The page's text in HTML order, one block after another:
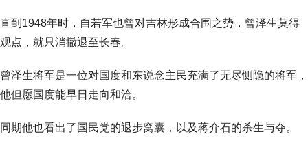
直到1948年时，自若军也曾对吉林形成合围之势，曾泽生莫得
观点，就只消撤退至长春。
曾泽生将军是一位对国度和东说念主民充满了无尽恻隐的将军，
他但愿国度能早日走向和洽。
同期他也看出了国民党的退步窝囊，以及蒋介石的杀生与夺。